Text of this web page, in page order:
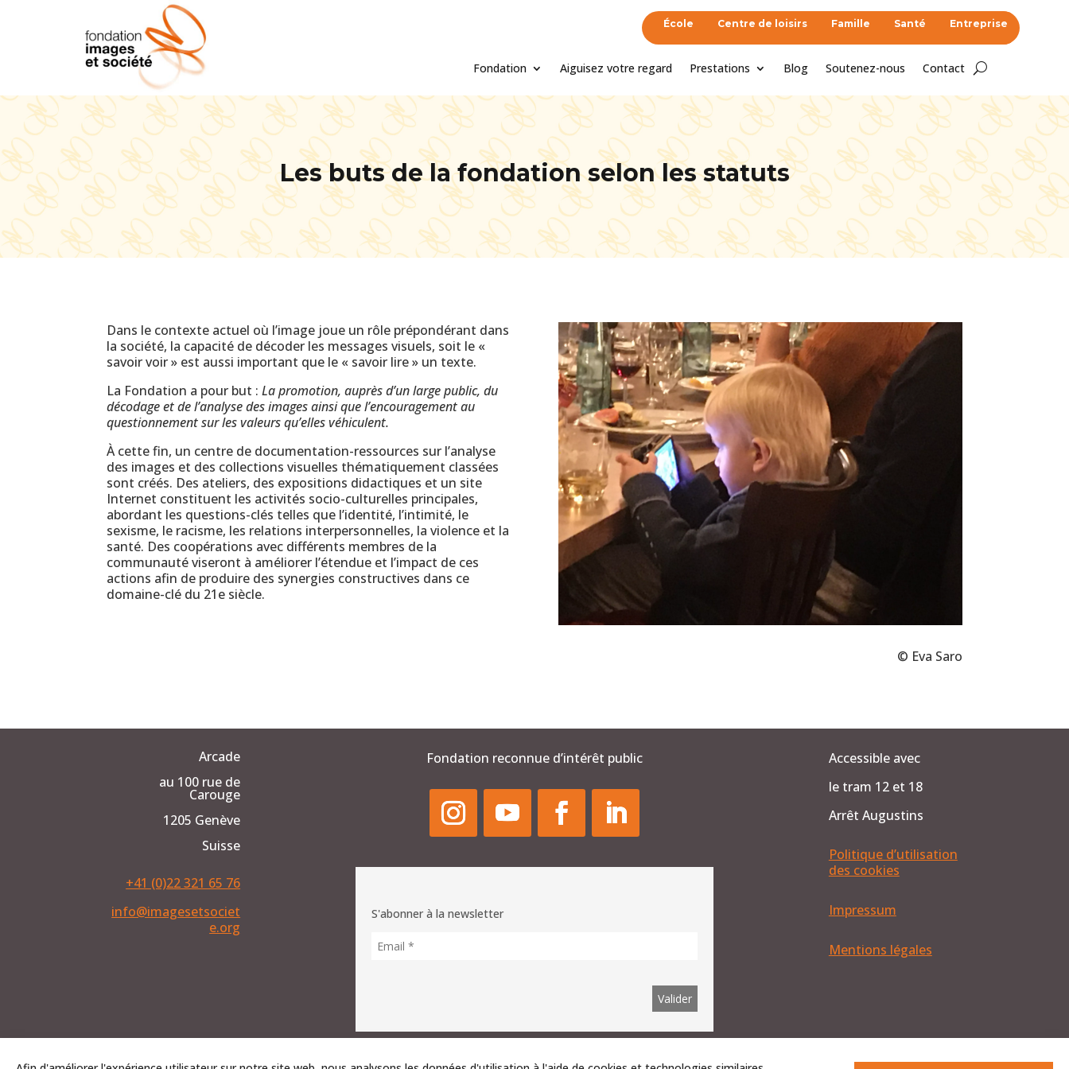
École Centre de loisirs Famille Santé Entreprise
Fondation Aiguisez votre regard Prestations Blog Soutenez-nous Contact
Les buts de la fondation selon les statuts
Dans le contexte actuel où l’image joue un rôle prépondérant dans
la société, la capacité de décoder les messages visuels, soit le «
savoir voir » est aussi important que le « savoir lire » un texte.
La Fondation a pour but :La promotion, auprès d’un large public, du
décodage et de l’analyse des images ainsi que l’encouragement au
questionnement sur les valeurs qu’elles véhiculent.
À cette fin, un centre de documentation-ressources sur l’analyse
des images et des collections visuelles thématiquement classées
sont créés. Des ateliers, des expositions didactiques et un site
Internet constituent les activités socio-culturelles principales,
abordant les questions-clés telles que l’identité, l’intimité, le
sexisme, le racisme, les relations interpersonnelles, la violence et la
santé. Des coopérations avec différents membres de la
communauté viseront à améliorer l’étendue et l’impact de ces
actions afin de produire des synergies constructives dans ce
domaine-clé du 21e siècle.
© Eva Saro
Arcade
au 100 rue de
Carouge
1205 Genève
Suisse
+41 (0)22 321 65 76
info@imagesetsociet
e.org
Fondation reconnue d’intérêt public
S'abonner à la newsletter
Tous droits réservés. Utilisation autorisée avec attribution, sans modifications
Accessible avec
le tram 12 et 18
Arrêt Augustins
Politique d’utilisation
des cookies
Impressum
Mentions légales